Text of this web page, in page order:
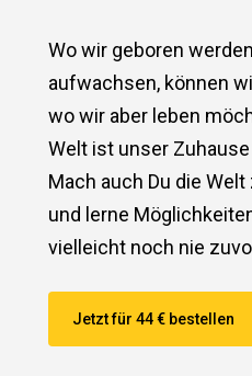
Wo wir geboren
aufwachsen, können
wo wir aber leben
Welt ist unser
Mach auch Du die
und lerne
vielleicht noch nie
Jetzt für 44 € bestellen